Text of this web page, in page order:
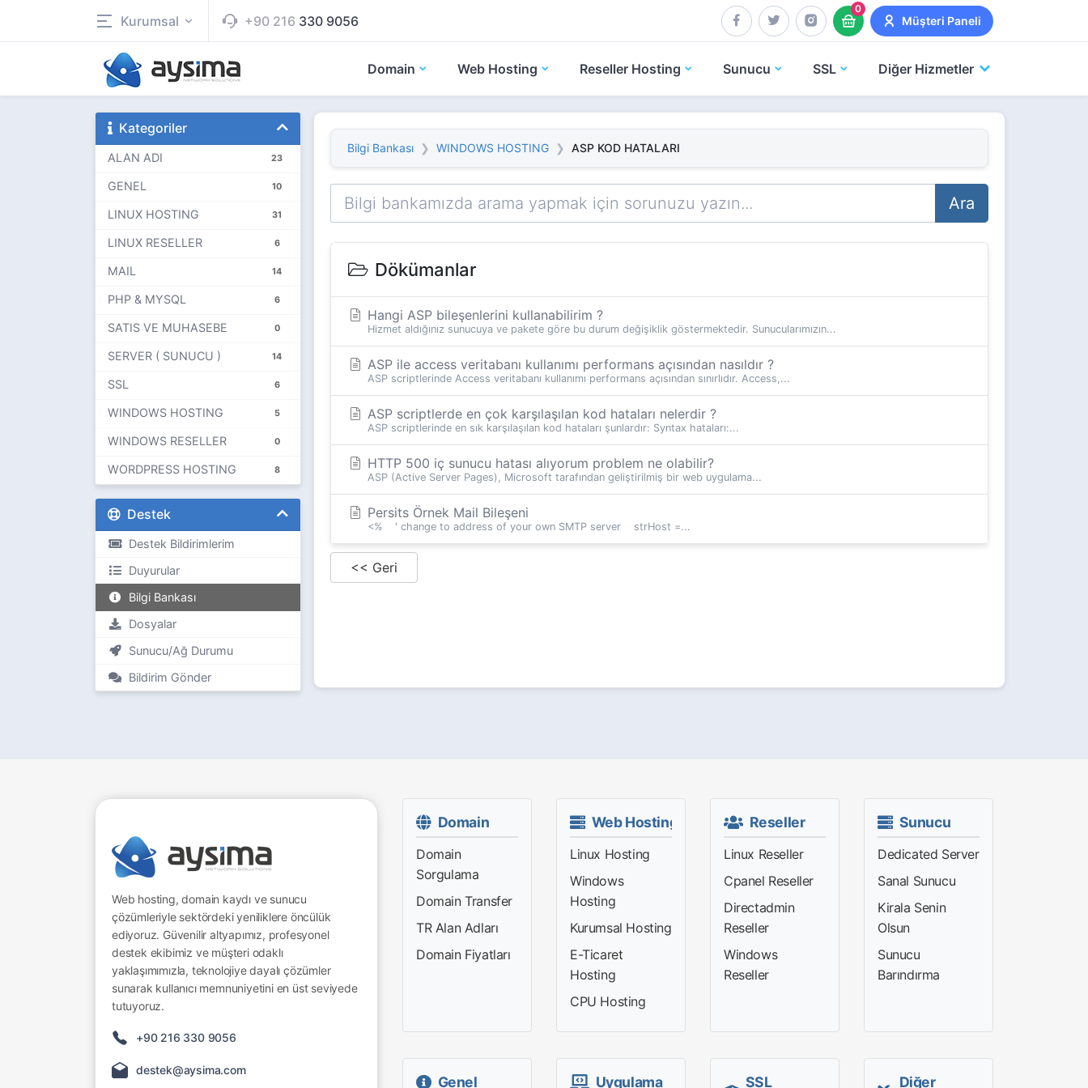
Kurumsal +90 216 330 9056
0
Müşteri Paneli
Domain Web Hosting Reseller Hosting Sunucu SSL Diğer Hizmetler
Kategoriler
23
ALAN ADI
10
GENEL
31
LINUX HOSTING
6
LINUX RESELLER
14
MAIL
6
PHP & MYSQL
0
SATIS VE MUHASEBE
14
SERVER ( SUNUCU )
6
SSL
5
WINDOWS HOSTING
0
WINDOWS RESELLER
8
WORDPRESS HOSTING
Destek
Destek Bildirimlerim
Duyurular
Bilgi Bankası
Dosyalar
Sunucu/Ağ Durumu
Bildirim Gönder
Bilgi Bankası WINDOWS HOSTING ASP KOD HATALARI
Ara
Dökümanlar
Hangi ASP bileşenlerini kullanabilirim ?
Hizmet aldığınız sunucuya ve pakete göre bu durum değişiklik göstermektedir. Sunucularımızın...
ASP ile access veritabanı kullanımı performans açısından nasıldır ?
ASP scriptlerinde Access veritabanı kullanımı performans açısından sınırlıdır. Access,...
ASP scriptlerde en çok karşılaşılan kod hataları nelerdir ?
ASP scriptlerinde en sık karşılaşılan kod hataları şunlardır: Syntax hataları:...
HTTP 500 iç sunucu hatası alıyorum problem ne olabilir?
ASP (Active Server Pages), Microsoft tarafından geliştirilmiş bir web uygulama...
Persits Örnek Mail Bileşeni
<% ' change to address of your own SMTP server strHost =...
<< Geri
Web hosting, domain kaydı ve sunucu
çözümleriyle sektördeki yeniliklere öncülük
ediyoruz. Güvenilir altyapımız, profesyonel
destek ekibimiz ve müşteri odaklı
yaklaşımımızla, teknolojiye dayalı çözümler
sunarak kullanıcı memnuniyetini en üst seviyede
tutuyoruz.
+90 216 330 9056
destek@aysima.com
Domain
Domain
Sorgulama
Domain Transfer
TR Alan Adları
Domain Fiyatları
Web Hosting
Linux Hosting
Windows
Hosting
Kurumsal Hosting
E-Ticaret
Hosting
CPU Hosting
Reseller
Linux Reseller
Cpanel Reseller
Directadmin
Reseller
Windows
Reseller
Sunucu
Dedicated Server
Sanal Sunucu
Kirala Senin
Olsun
Sunucu
Barındırma
Genel Uygulama SSL Diğer